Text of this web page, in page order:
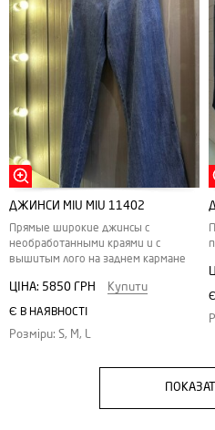
ДЖИНСИ MIU MIU 11402
Прямые широкие джинсы с
необработанными краями и с
вышитым лого на заднем кармане
ЦІНА: 5850 ГРН Купити
Є В НАЯВНОСТІ
Розміри: S, M, L